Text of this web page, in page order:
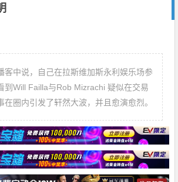
客中说，自己在拉斯维加斯永利娱乐场参
到Will Failla与Rob Mizrachi 疑似在交易
在圈内引发了轩然大波，并且愈演愈烈。